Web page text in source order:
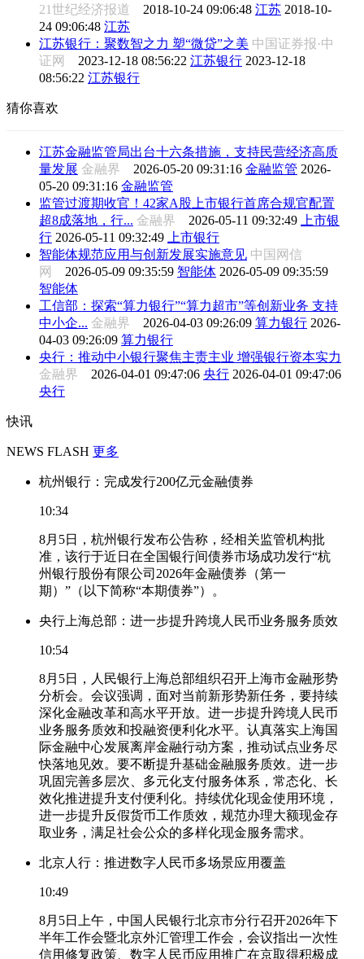
21世纪经济报道 2018-10-24 09:06:48 江苏 2018-10-
24 09:06:48 江苏
江苏银行：聚数智之力 塑“微贷”之美 中国证券报·中
证网 2023-12-18 08:56:22 江苏银行 2023-12-18
08:56:22 江苏银行
猜你喜欢
江苏金融监管局出台十六条措施，支持民营经济高质
量发展 金融界 2026-05-20 09:31:16 金融监管 2026-
05-20 09:31:16 金融监管
监管过渡期收官！42家A股上市银行首席合规官配置
超8成落地，行... 金融界 2026-05-11 09:32:49
上市银
行 2026-05-11 09:32:49
上市银行
智能体规范应用与创新发展实施意见 中国网信
网 2026-05-09 09:35:59 智能体 2026-05-09 09:35:59
智能体
工信部：探索“算力银行”“算力超市”等创新业务 支持
中小企... 金融界 2026-04-03 09:26:09 算力银行 2026-
04-03 09:26:09 算力银行
央行：推动中小银行聚焦主责主业 增强银行资本实力
金融界 2026-04-01 09:47:06 央行 2026-04-01 09:47:06
央行
快讯
NEWS FLASH 更多
杭州银行：完成发行200亿元金融债券
10:34
8月5日，杭州银行发布公告称，经相关监管机构批
准，该行于近日在全国银行间债券市场成功发行“杭
州银行股份有限公司2026年金融债券（第一
期）”（以下简称“本期债券”）。
央行上海总部：进一步提升跨境人民币业务服务质效
10:54
8月5日，人民银行上海总部组织召开上海市金融形势
分析会。会议强调，面对当前新形势新任务，要持续
深化金融改革和高水平开放。进一步提升跨境人民币
业务服务质效和投融资便利化水平。认真落实上海国
际金融中心发展离岸金融行动方案，推动试点业务尽
快落地见效。要不断提升基础金融服务质效。进一步
巩固完善多层次、多元化支付服务体系，常态化、长
效化推进提升支付便利化。持续优化现金使用环境，
进一步提升反假货币工作质效，规范办理大额现金存
取业务，满足社会公众的多样化现金服务需求。
北京人行：推进数字人民币多场景应用覆盖
10:49
8月5日上午，中国人民银行北京市分行召开2026年下
半年工作会暨北京外汇管理工作会，会议指出一次性
信用修复政策、数字人民币应用推广在京取得积极成